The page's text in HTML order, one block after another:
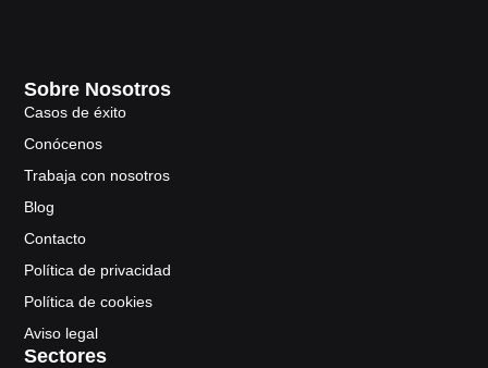
Sobre Nosotros
Casos de éxito
Conócenos
Trabaja con nosotros
Blog
Contacto
Política de privacidad
Política de cookies
Aviso legal
Sectores